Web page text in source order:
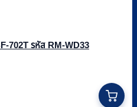
702T รหัส RM-WD33